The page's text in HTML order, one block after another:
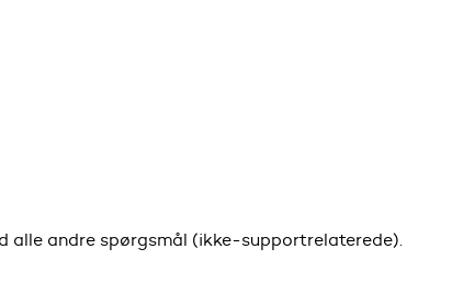
alle andre spørgsmål (ikke-supportrelaterede).